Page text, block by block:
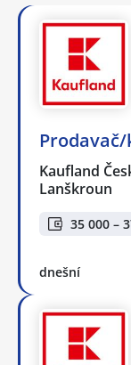
Kaufland
Lanškroun
35 000 –
dnešní